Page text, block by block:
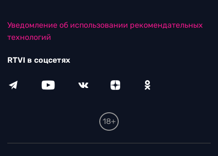
Уведомление об использовании рекомендательных
технологий
RTVI в соцсетях
18+